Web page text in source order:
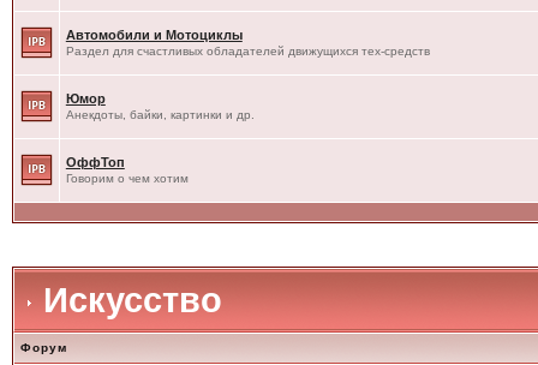
Автомобили и Мотоциклы
Раздел для счастливых обладателей движущихся тех-средств
Юмор
Анекдоты, байки, картинки и др.
ОффТоп
Говорим о чем хотим
Искусство
Форум